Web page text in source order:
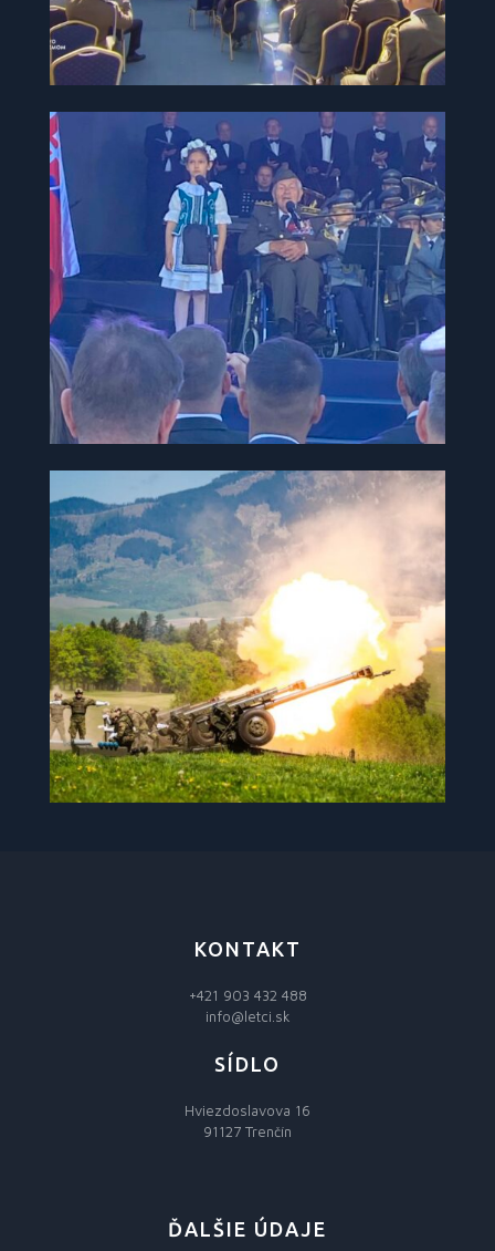
KONTAKT
+421 903 432 488
info@letci.sk
SÍDLO
Hviezdoslavova 16
91127 Trenčín
ĎALŠIE ÚDAJE